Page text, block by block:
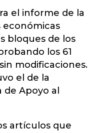
el informe de la
económicas
bloques de los
los 61
modificaciones.
el de la
Apoyo al
artículos que